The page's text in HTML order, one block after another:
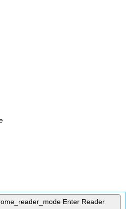
Enter Reader